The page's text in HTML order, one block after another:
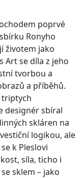
poprvé
Ronyho
životem jako
Art se díla z jeho
tvorbou a
a příběhů.
triptych
designér sbíral
skláren na
logikou, ale
k Pleslovi
síla, ticho i
sklem – jako